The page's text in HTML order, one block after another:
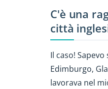
C'è una
città
Il caso!
Edimburgo,
lavorava nel